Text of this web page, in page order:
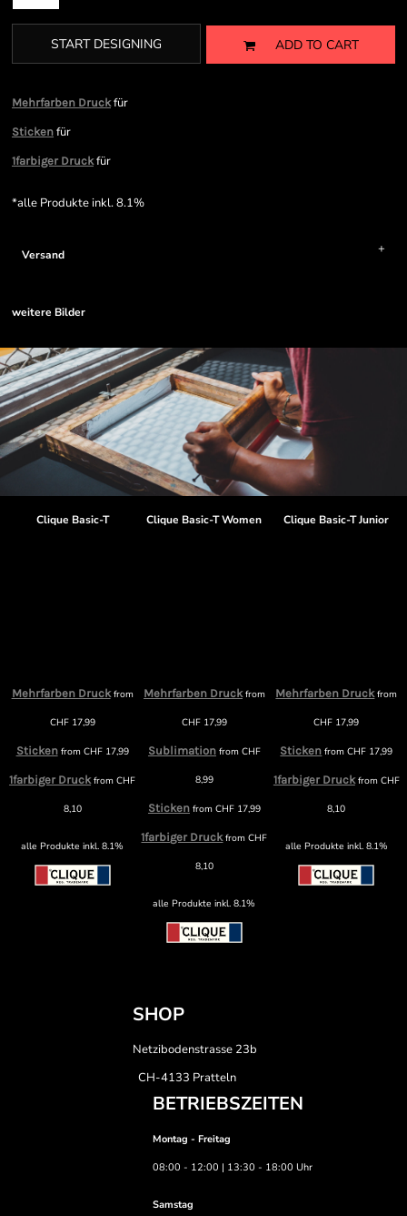
START DESIGNING ADD TO CART
Mehrfarben Druckfür
Sticken für
1farbiger Druckfür
*alle Produkte inkl. 8.1%
Versand
weitere Bilder
Clique Basic-T
Mehrfarben Druckfrom
CHF17,99
Stickenfrom CHF17,99
1farbiger DruckfromCHF
8,10
alle Produkte inkl. 8.1%
Clique Basic-T Women
Mehrfarben Druckfrom
CHF17,99
Sublimationfrom CHF
8,99
Stickenfrom CHF17,99
1farbiger DruckfromCHF
8,10
alle Produkte inkl. 8.1%
Clique Basic-T Junior
Mehrfarben Druckfrom
CHF 17,99
Sticken fromCHF 17,99
1farbiger Druckfrom CHF
8,10
alle Produkte inkl. 8.1%
SHOP
Netzibodenstrasse 23b
CH-4133 Pratteln
BETRIEBSZEITEN
Montag - Freitag
08:00 - 12:00 | 13:30 - 18:00 Uhr
Samstag